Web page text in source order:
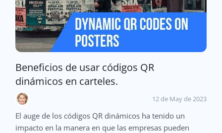
Beneficios de usar códigos QR
dinámicos en carteles.
12 de May de 2023
El auge de los códigos QR dinámicos ha tenido un
impacto en la manera en que las empresas pueden